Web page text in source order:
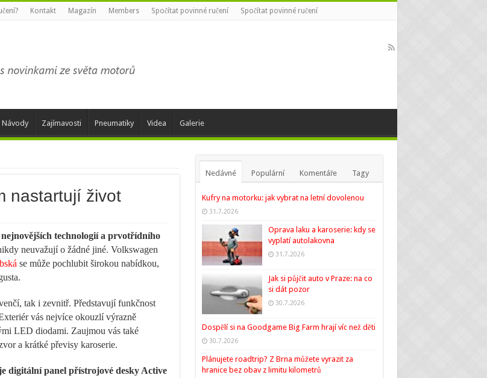
Kontakt Magazín Members Spočítat povinné ručení Spočítat povinné ručení
Návody Zajímavosti Pneumatiky Videa Galerie
nastartují život
technologií a prvotřídního
neuvažují o žádné jiné. Volkswagen
se může pochlubit širokou nabídkou,
tak i zevnitř. Představují funkčnost
vás nejvíce okouzlí výrazně
LED diodami. Zaujmou vás také
a krátké převisy karoserie.
digitální panel přístrojové desky Active
Nedávné Populární Komentáře Tagy
Kufry na motorku: jak vybrat na letní dovolenou
31.7.2026
Oprava laku a karoserie: kdy se
vyplatí autolakovna
31.7.2026
Jak si půjčit auto v Praze: na co
si dát pozor
30.7.2026
Dospělí si na Goodgame Big Farm hrají víc než děti
30.7.2026
Plánujete roadtrip? Z Brna můžete vyrazit za
hranice bez obav z limitu kilometrů